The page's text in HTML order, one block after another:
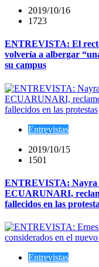
2019/10/16
1723
ENTREVISTA: El
volvería a albergar
su campus
Entrevistas
2019/10/15
1501
ENTREVISTA: Nayra
ECUARUNARI,
fallecidos en las
Entrevistas